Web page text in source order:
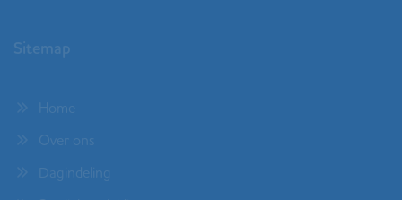
Sitemap
Home
Over ons
Dagindeling